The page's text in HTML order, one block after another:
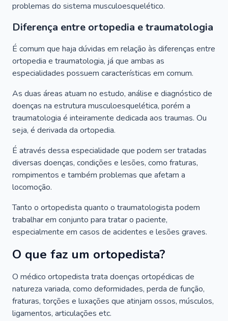
problemas do sistema musculoesquelético.
Diferença entre ortopedia e traumatologia
É comum que haja dúvidas em relação às diferenças entre
ortopedia e traumatologia, já que ambas as
especialidades possuem características em comum.
As duas áreas atuam no estudo, análise e diagnóstico de
doenças na estrutura musculoesquelética, porém a
traumatologia é inteiramente dedicada aos traumas. Ou
seja, é derivada da ortopedia.
É através dessa especialidade que podem ser tratadas
diversas doenças, condições e lesões, como fraturas,
rompimentos e também problemas que afetam a
locomoção.
Tanto o ortopedista quanto o traumatologista podem
trabalhar em conjunto para tratar o paciente,
especialmente em casos de acidentes e lesões graves.
O que faz um ortopedista?
O médico ortopedista trata doenças ortopédicas de
natureza variada, como deformidades, perda de função,
fraturas, torções e luxações que atinjam ossos, músculos,
ligamentos, articulações etc.